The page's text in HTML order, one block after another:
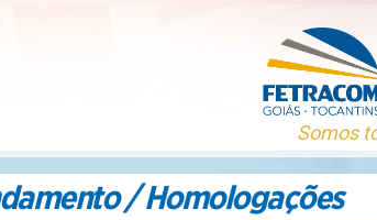
/ Homologações